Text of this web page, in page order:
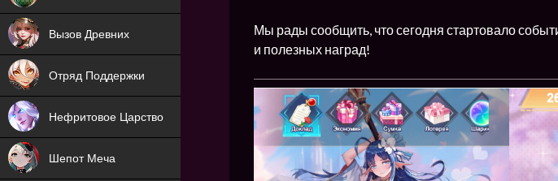
Мы рады сообщить, что сегодня стартовало
и полезных наград!
Вызов Древних
ХИТ
Отряд Поддержки
ХИТ
Нефритовое Царство
Шепот Меча